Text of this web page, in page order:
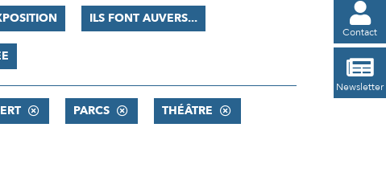

Contact

Newsletter
ILS FONT AUVERS...
PARCS THÉÂTRE